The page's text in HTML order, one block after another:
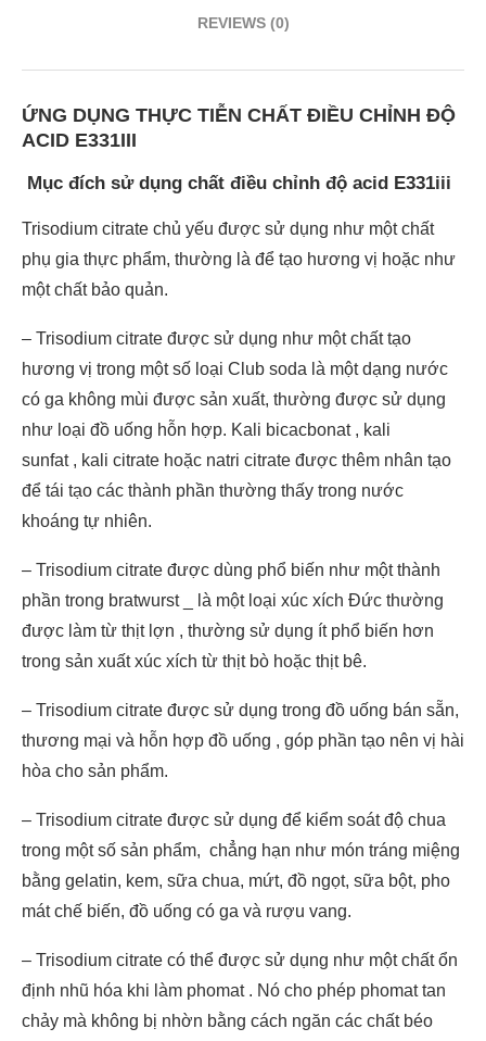
REVIEWS (0)
ỨNG DỤNG THỰC TIỄN CHẤT ĐIỀU CHỈNH ĐỘ
ACID E331III
Mục đích sử dụng chất điều chỉnh độ acid E331iii
Trisodium citrate chủ yếu được sử dụng như một chất
phụ gia thực phẩm, thường là để tạo hương vị hoặc như
một chất bảo quản.
– Trisodium citrate được sử dụng như một chất tạo
hương vị trong một số loại Club soda là một dạng nước
có ga không mùi được sản xuất, thường được sử dụng
như loại đồ uống hỗn hợp. Kali bicacbonat , kali
sunfat , kali citrate hoặc natri citrate được thêm nhân tạo
để tái tạo các thành phần thường thấy trong nước
khoáng tự nhiên.
– Trisodium citrate được dùng phổ biến như một thành
phần trong bratwurst _ là một loại xúc xích Đức thường
được làm từ thịt lợn , thường sử dụng ít phổ biến hơn
trong sản xuất xúc xích từ thịt bò hoặc thịt bê.
– Trisodium citrate được sử dụng trong đồ uống bán sẵn,
thương mại và hỗn hợp đồ uống , góp phần tạo nên vị hài
hòa cho sản phẩm.
– Trisodium citrate được sử dụng để kiểm soát độ chua
trong một số sản phẩm, chẳng hạn như món tráng miệng
bằng gelatin, kem, sữa chua, mứt, đồ ngọt, sữa bột, pho
mát chế biến, đồ uống có ga và rượu vang.
– Trisodium citrate có thể được sử dụng như một chất ổn
định nhũ hóa khi làm phomat . Nó cho phép phomat tan
chảy mà không bị nhờn bằng cách ngăn các chất béo